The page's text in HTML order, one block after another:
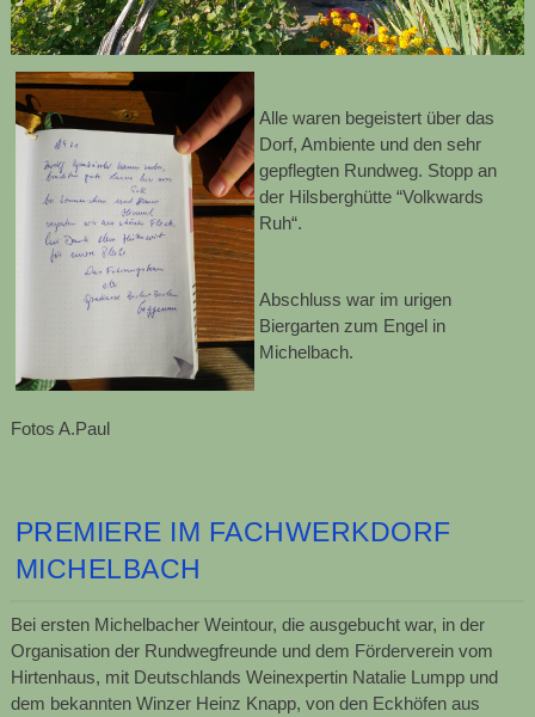
Alle waren begeistert über das
Dorf, Ambiente und den sehr
gepflegten Rundweg. Stopp an
der Hilsberghütte “Volkwards
Ruh“.
Abschluss war im urigen
Biergarten zum Engel in
Michelbach.
Fotos A.Paul
PREMIERE IM FACHWERKDORF
MICHELBACH
Bei ersten Michelbacher Weintour, die ausgebucht war, in der
Organisation der Rundwegfreunde und dem Förderverein vom
Hirtenhaus, mit Deutschlands Weinexpertin Natalie Lumpp und
dem bekannten Winzer Heinz Knapp, von den Eckhöfen aus